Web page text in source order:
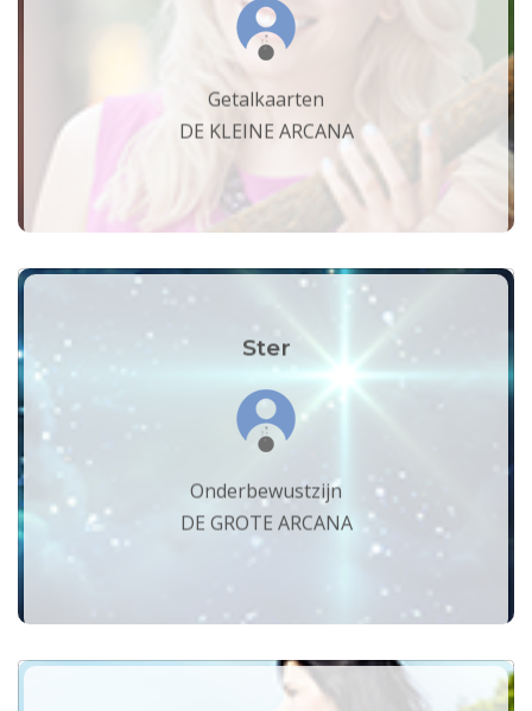
Getalkaarten
DE KLEINE ARCANA
Ster
Onderbewustzijn
DE GROTE ARCANA